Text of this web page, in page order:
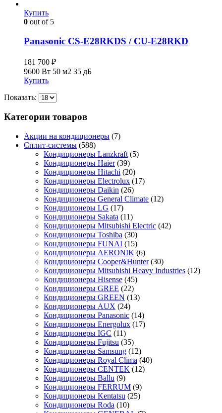
Купить
0 out of 5
Panasonic CS-E28RKDS / CU-E28RKD
181 700 ₽
9600 Вт 50 м2 35 дБ
Купить
Показать:
Категории товаров
Акции на кондиционеры (7)
Сплит-системы (588)
Кондиционеры Lanzkraft (5)
Кондиционеры Haier (39)
Кондиционеры Hitachi (20)
Кондиционеры Electrolux (17)
Кондиционеры Daikin (26)
Кондиционеры General Climate (12)
Кондиционеры LG (17)
Кондиционеры Sakata (11)
Кондиционеры Mitsubishi Electric (42)
Кондиционеры Toshiba (30)
Кондиционеры FUNAI (15)
Кондиционеры AERONIK (6)
Кондиционеры Cooper&Hunter (30)
Кондиционеры Mitsubishi Heavy Industries (12)
Кондиционеры Hisense (45)
Кондиционеры GREE (22)
Кондиционеры GREEN (13)
Кондиционеры AUX (24)
Кондиционеры Panasonic (14)
Кондиционеры Energolux (17)
Кондиционеры IGC (11)
Кондиционеры Fujitsu (35)
Кондиционеры Samsung (12)
Кондиционеры Royal Clima (40)
Кондиционеры CENTEK (12)
Кондиционеры Ballu (9)
Кондиционеры FERRUM (9)
Кондиционеры Kentatsu (25)
Кондиционеры Roda (10)